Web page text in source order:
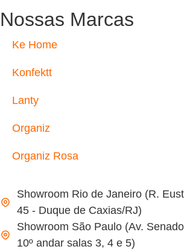
Nossas Marcas
Ke Home
Konfektt
Lanty
Organiz
Organiz Rosa
Showroom Rio de Janeiro (R.
45 - Duque de Caxias/RJ)
Showroom São Paulo (Av.
10º andar salas 3, 4 e 5)